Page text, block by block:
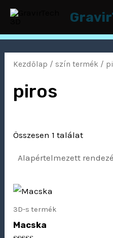
Skip
content
Kezdőlap / szín termék /
piros
Összesen 1 találat
3D-s termék
Macska